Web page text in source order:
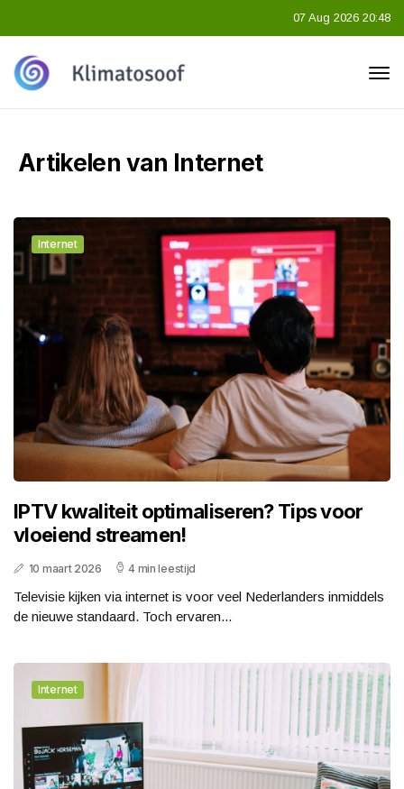
07 Aug 2026 20:48
Artikelen van Internet
Internet
IPTV kwaliteit optimaliseren? Tips voor
vloeiend streamen!
10 maart 2026 4 min leestijd
Televisie kijken via internet is voor veel Nederlanders inmiddels
de nieuwe standaard. Toch ervaren...
Internet